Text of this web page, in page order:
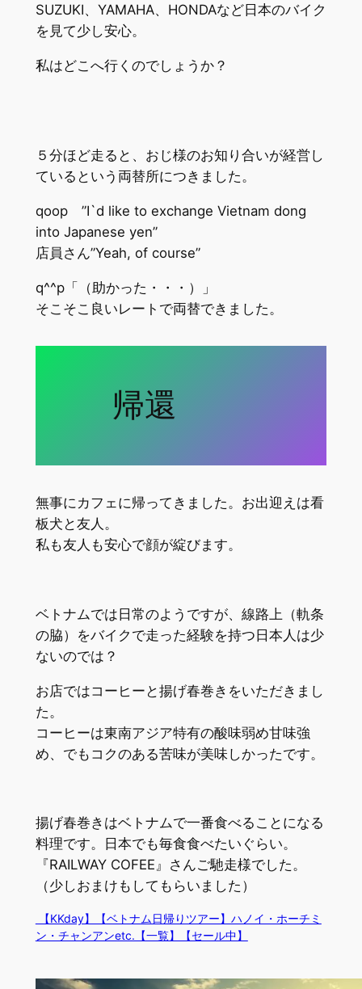
SUZUKI、YAMAHA、HONDAなど日本のバイク
を見て少し安心。
私はどこへ行くのでしょうか？
５分ほど走ると、おじ様のお知り合いが経営し
ているという両替所につきました。
qoop ”I`d like to exchange Vietnam dong
into Japanese yen”
店員さん”Yeah, of course”
q^^p「（助かった・・・）」
そこそこ良いレートで両替できました。
帰還
無事にカフェに帰ってきました。お出迎えは看
板犬と友人。
私も友人も安心で顔が綻びます。
ベトナムでは日常のようですが、線路上（軌条
の脇）をバイクで走った経験を持つ日本人は少
ないのでは？
お店ではコーヒーと揚げ春巻きをいただきまし
た。
コーヒーは東南アジア特有の酸味弱め甘味強
め、でもコクのある苦味が美味しかったです。
揚げ春巻きはベトナムで一番食べることになる
料理です。日本でも毎食食べたいぐらい。
『RAILWAY COFEE』さんご馳走様でした。
（少しおまけもしてもらいました）
【KKday】【ベトナム日帰りツアー】ハノイ・ホーチミ
ン・チャンアンetc.【一覧】【セール中】